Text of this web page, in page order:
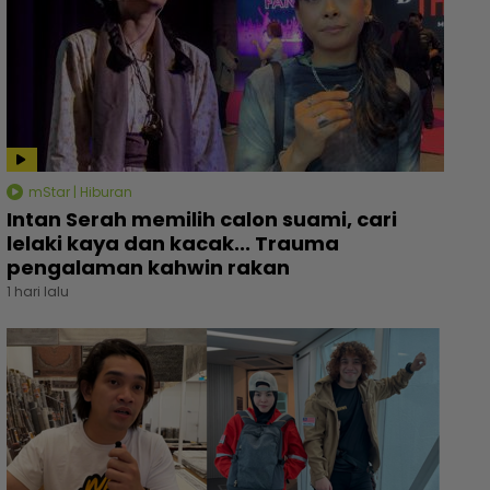
mStar | Hiburan
Intan Serah memilih calon suami, cari
lelaki kaya dan kacak... Trauma
pengalaman kahwin rakan
1 hari lalu